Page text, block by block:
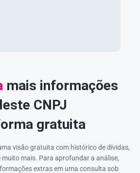
mais informações
CNPJ
gratuita
visão gratuita com histórico de dívidas,
mais. Para aprofundar a análise,
extras em uma consulta sob